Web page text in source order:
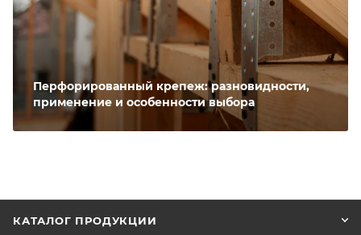
Перфорированный крепеж: разновидности,
применение и особенности выбора
КАТАЛОГ ПРОДУКЦИИ